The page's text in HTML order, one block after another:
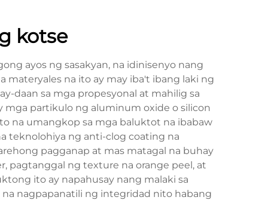
kotse
ayos ng sasakyan, na idinisenyo nang
materyales na ito ay may iba't ibang laki ng
daan sa mga propesyonal at mahilig sa
mga partikulo ng aluminum oxide o silicon
na umangkop sa mga baluktot na ibabaw
teknolohiya ng anti-clog coating na
pagganap at mas matagal na buhay
pagtanggal ng texture na orange peel, at
ito ay napahusay nang malaki sa
nagpapanatili ng integridad nito habang